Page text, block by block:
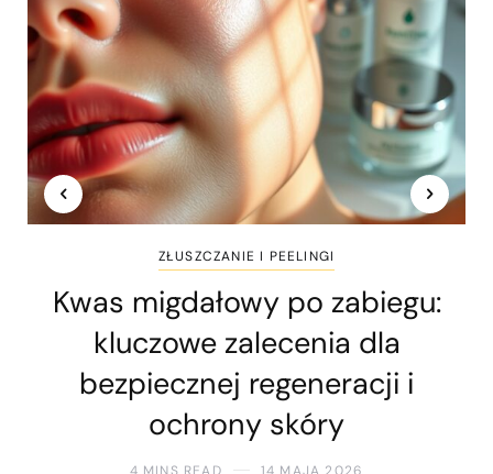
ZŁUSZCZANIE I PEELINGI
Kwas migdałowy po zabiegu:
kluczowe zalecenia dla
bezpiecznej regeneracji i
ochrony skóry
4 MINS READ 14 MAJA 2026